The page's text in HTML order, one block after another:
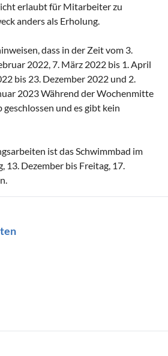
erlaubt für Mitarbeiter zu
anders als Erholung.
dass in der Zeit vom 3.
2022, 7. März 2022 bis 1. April
bis 23. Dezember 2022 und 2.
2023 Während der Wochenmitte
und es gibt kein
ist das Schwimmbad im
13. Dezember bis Freitag, 17.